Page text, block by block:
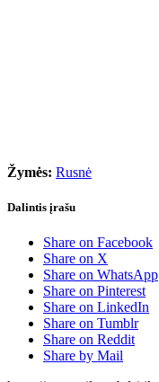
Žymės: Rusnė
Dalintis įrašu
Share on Facebook
Share on X
Share on WhatsApp
Share on Pinterest
Share on LinkedIn
Share on Tumblr
Share on Reddit
Share by Mail